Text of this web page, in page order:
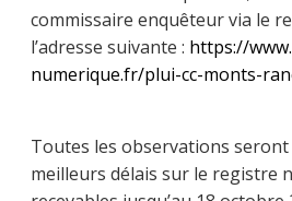
commissaire enquêteur via le
l’adresse suivante : https://
numerique.fr/plui-cc-monts-
Toutes les observations seront
meilleurs délais sur le registre